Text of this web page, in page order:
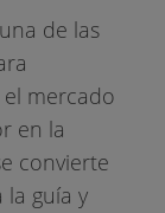
de las
mercado
en la
convierte
guía y